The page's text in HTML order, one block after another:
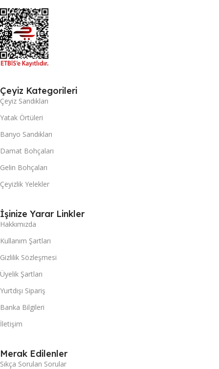
Çeyiz Kategorileri
Çeyiz Sandıkları
Yatak Örtüleri
Banyo Sandıkları
Damat Bohçaları
Gelin Bohçaları
Çeyizlik Yelekler
İşinize Yarar Linkler
Hakkımızda
Kullanım Şartları
Gizlilik Sözleşmesi
Üyelik Şartları
Yurtdışı Sipariş
Banka Bilgileri
İletişim
Merak Edilenler
Sıkça Sorulan Sorular